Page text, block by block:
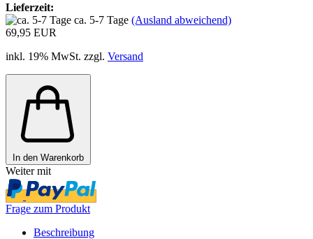
Lieferzeit:
ca. 5-7 Tage (Ausland abweichend)
69,95 EUR
inkl. 19% MwSt. zzgl. Versand
In den Warenkorb
Weiter mit
Frage zum Produkt
Beschreibung